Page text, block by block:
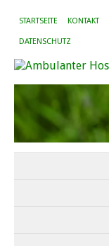
STARTSEITE KONTAKT
DATENSCHUTZ